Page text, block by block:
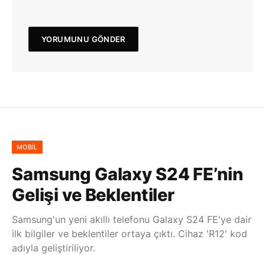
MOBIL
Samsung Galaxy S24 FE’nin
Gelişi ve Beklentiler
Samsung'un yeni akıllı telefonu Galaxy S24 FE'ye dair
ilk bilgiler ve beklentiler ortaya çıktı. Cihaz 'R12' kod
adıyla geliştiriliyor.